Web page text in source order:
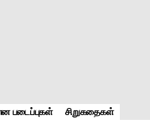
படைப்புகள் சிறுகதைகள்